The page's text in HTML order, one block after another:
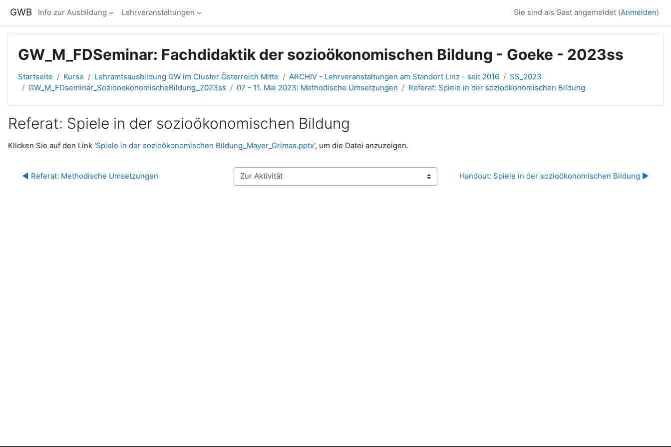
GWB Info zur Ausbildung Lehrveranstaltungen Sie sind als Gast angemeldet (Anmelden)
GW_M_FDSeminar: Fachdidaktik der sozioökonomischen Bildung - Goeke - 2023ss
Startseite Kurse Lehramtsausbildung GW im Cluster Österreich Mitte ARCHIV - Lehrveranstaltungen am Standort Linz - seit 2016
SS_2023
GW_M_FDseminar_SoziooekonomischeBildung_2023ss
07 - 11. Mai 2023: Methodische Umsetzungen Referat: Spiele in der sozioökonomischen Bildung
Referat: Spiele in der sozioökonomischen Bildung
Abschlussbedingungen
Klicken Sie auf den Link 'Spiele in der sozioökonomischen Bildung_Mayer_Grimas.pptx', um die Datei anzuzeigen.
◀︎ Referat: Methodische Umsetzungen Zur Aktivität Handout: Spiele in der sozioökonomischen Bildung ▶︎